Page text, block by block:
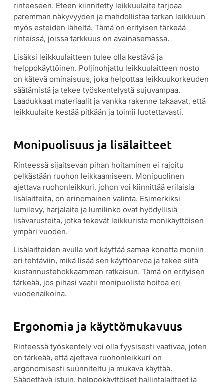
rinteeseen. Eteen kiinnitetty leikkuulaite tarjoaa
paremman näkyvyyden ja mahdollistaa tarkan leikkuun
myös esteiden läheltä. Tämä on erityisen tärkeää
rinteissä, joissa tarkkuus on avainasemassa.
Lisäksi leikkuulaitteen tulee olla kestävä ja
helppokäyttöinen. Poljinohjattu leikkuulaitteen nosto
on kätevä ominaisuus, joka helpottaa leikkuukorkeuden
säätämistä ja tekee työskentelystä sujuvampaa.
Laadukkaat materiaalit ja vankka rakenne takaavat, että
leikkuulaite kestää pitkään ja toimii luotettavasti.
Monipuolisuus ja lisälaitteet
Rinteessä sijaitsevan pihan hoitaminen ei rajoitu
pelkästään ruohon leikkaamiseen. Monipuolinen
ajettava ruohonleikkuri, johon voi kiinnittää erilaisia
lisälaitteita, on erinomainen valinta. Esimerkiksi
lumilevy, harjalaite ja lumilinko ovat hyödyllisiä
lisävarusteita, jotka tekevät leikkurista monikäyttöisen
ympäri vuoden.
Lisälaitteiden avulla voit käyttää samaa konetta moniin
eri tehtäviin, mikä lisää sen käyttöarvoa ja tekee siitä
kustannustehokkaamman ratkaisun. Tämä on erityisen
tärkeää, jos pihasi vaatii monipuolista hoitoa eri
vuodenaikoina.
Ergonomia ja käyttömukavuus
Rinteessä työskentely voi olla fyysisesti vaativaa, joten
on tärkeää, että ajettava ruohonleikkuri on
ergonomisesti suunniteltu ja mukava käyttää.
Säädettävä istuin, helppokäyttöiset hallintalaitteet ja